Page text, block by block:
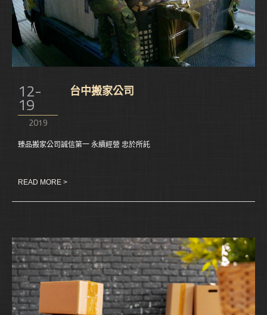
12-
19
2019
台中搬家公司
臻品搬家公司誠信第一 永續經營 忠於所託
READ MORE >